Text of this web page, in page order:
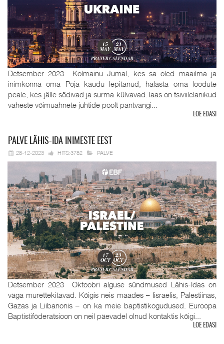
Detsember 2023 Kolmainu Jumal, kes sa oled maailma ja
inimkonna oma Poja kaudu lepitanud, halasta oma loodute
peale, kes jälle sõdivad ja surma külvavad.Taas on tsiviilelanikud
väheste võimuahnete juhtide poolt pantvangi...
LOE EDASI
PALVE LÄHIS-IDA INIMESTE EEST
28-12-2023 HITS:3782 PALVE
Detsember 2023 Oktoobri alguse sündmused Lähis-Idas on
väga murettekitavad. Kõigis neis maades – Iisraelis, Palestiinas,
Gazas ja Liibanonis – on ka meie baptistikogudused. Euroopa
Baptistiföderatsioon on neil päevadel olnud kontaktis kõigi...
LOE EDASI